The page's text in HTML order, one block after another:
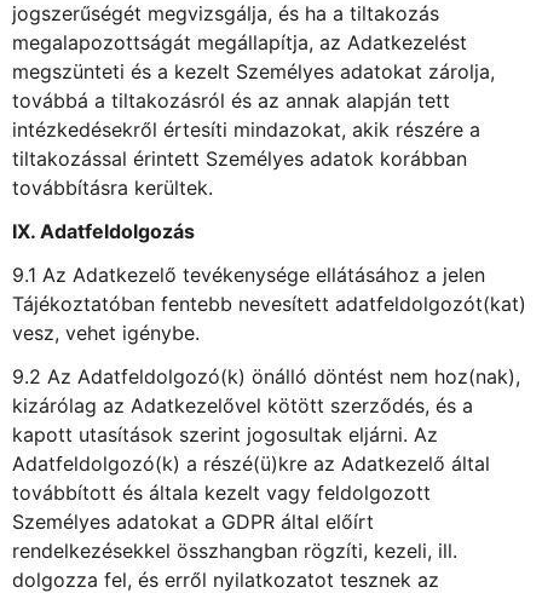
jogszerűségét megvizsgálja, és ha a tiltakozás
megalapozottságát megállapítja, az Adatkezelést
megszünteti és a kezelt Személyes adatokat zárolja,
továbbá a tiltakozásról és az annak alapján tett
intézkedésekről értesíti mindazokat, akik részére a
tiltakozással érintett Személyes adatok korábban
továbbításra kerültek.
IX. Adatfeldolgozás
9.1 Az Adatkezelő tevékenysége ellátásához a jelen
Tájékoztatóban fentebb nevesített adatfeldolgozót(kat)
vesz, vehet igénybe.
9.2 Az Adatfeldolgozó(k) önálló döntést nem hoz(nak),
kizárólag az Adatkezelővel kötött szerződés, és a
kapott utasítások szerint jogosultak eljárni. Az
Adatfeldolgozó(k) a részé(ü)kre az Adatkezelő által
továbbított és általa kezelt vagy feldolgozott
Személyes adatokat a GDPR által előírt
rendelkezésekkel összhangban rögzíti, kezeli, ill.
dolgozza fel, és erről nyilatkozatot tesznek az